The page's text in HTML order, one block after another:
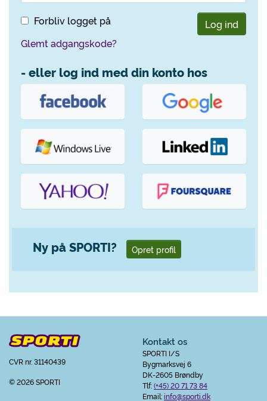
Forbliv logget på
Log ind
Glemt adgangskode?
- eller log ind med din konto hos
Ny på SPORTI? Opret profil
CVR nr. 31140439
© 2026 SPORTI
Kontakt os
SPORTI I/S
Bygmarksvej 6
DK-2605 Brøndby
Tlf:(+45) 20 71 73 84
Email:info@sporti.dk